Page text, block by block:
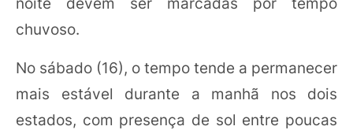
chuvoso.
No sábado (16), o tempo tende a permanecer
mais estável durante a manhã nos dois
estados, com presença de sol entre poucas